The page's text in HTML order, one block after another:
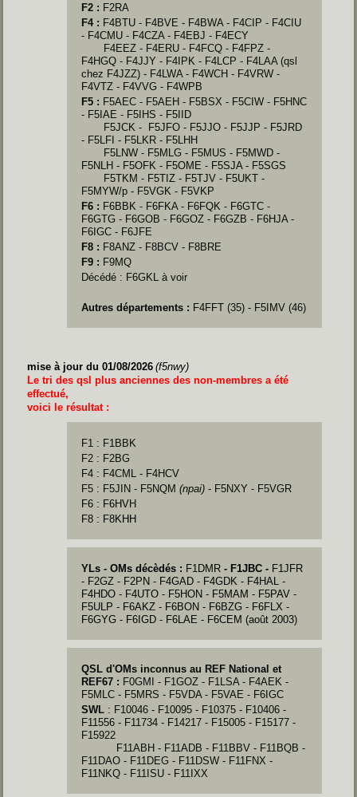
F2 : F2RA
F4 : F4BTU - F4BVE - F4BWA - F4CIP - F4CIU
- F4CMU - F4CZA - F4EBJ - F4ECY
F4EEZ - F4ERU - F4FCQ - F4FPZ -
F4HGQ - F4JJY - F4IPK - F4LCP - F4LAA (qsl
chez F4JZZ) - F4LWA - F4WCH - F4VRW -
F4VTZ - F4VVG - F4WPB
F5 : F5AEC - F5AEH - F5BSX - F5CIW - F5HNC
- F5IAE - F5IHS - F5IID
F5JCK -
F5JFO - F5JJO - F5JJP - F5JRD
- F5LFI - F5LKR - F5LHH
F5LNW - F5MLG - F5MUS - F5MWD -
F5NLH - F5OFK - F5OME - F5SJA - F5SGS
F5TKM - F5TIZ - F5TJV - F5UKT -
F5MYW/p - F5VGK - F5VKP
F6 : F6BBK - F6FKA - F6FQK - F6GTC -
F6GTG - F6GOB - F6GOZ - F6GZB - F6HJA -
F6IGC - F6JFE
F8 : F8ANZ - F8BCV - F8BRE
F9 : F9MQ
Décédé : F6GKL à voir
Autres départements : F4FFT (35) - F5IMV (46)
mise à jour du 01/08/2026 (f5nwy)
Le tri des qsl plus anciennes des non-membres a été
effectué,
voici le résultat :
F1 : F1BBK
F2 : F2BG
F4 : F4CML - F4HCV
F5 : F5JIN - F5NQM(npai) - F5NXY - F5VGR
F6 : F6HVH
F8 : F8KHH
YLs - OMs décèdés : F1DMR - F1JBC - F1JFR
- F2GZ - F2PN - F4GAD - F4GDK - F4HAL -
F4HDO- F4UTO - F5HON- F5MAM - F5PAV -
F5ULP - F6AKZ - F6BON - F6BZG- F6FLX -
F6GYG - F6IGD- F6LAE - F6CEM (août 2003)
QSL d'OMs inconnus au REF National et
REF67 : F0GMI - F1GOZ - F1LSA - F4AEK -
F5MLC - F5MRS - F5VDA - F5VAE - F6IGC
SWL : F10046 - F10095 - F10375 - F10406 -
F11556 - F11734 - F14217 - F15005 - F15177 -
F15922
F11ABH - F11ADB - F11BBV - F11BQB -
F11DAO - F11DEG - F11DSW - F11FNX -
F11NKQ - F11ISU - F11IXX